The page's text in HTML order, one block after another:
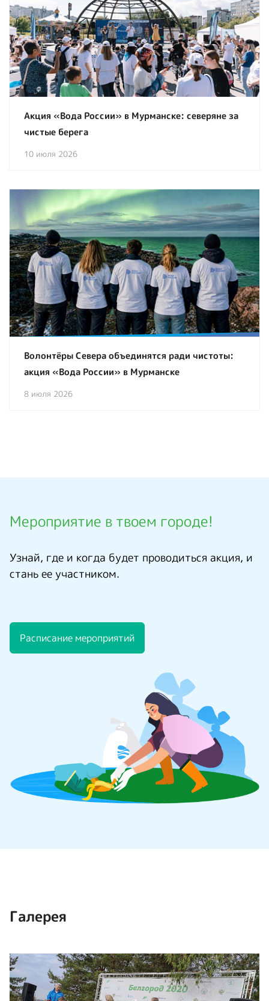
10 июля 2026
Акция «Вода России» в Мурманске: северяне за
чистые берега
8 июля 2026
Волонтёры Севера объединятся ради чистоты:
акция «Вода России» в Мурманске
Мероприятие в твоем городе!
Узнай, где и когда будет проводиться акция, и
стань ее участником.
Расписание мероприятий
Галерея